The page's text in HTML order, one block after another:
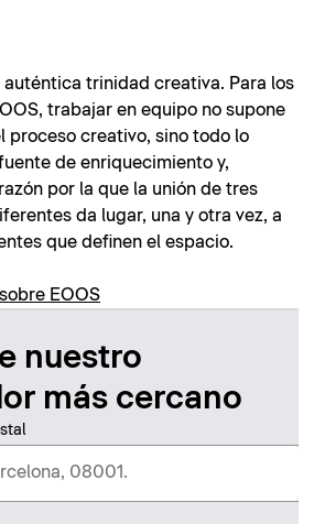
auténtica trinidad creativa. Para los
trabajar en equipo no supone
proceso creativo, sino todo lo
de enriquecimiento y,
por la que la unión de tres
da lugar, una y otra vez, a
que definen el espacio.
EOOS
nuestro
más cercano